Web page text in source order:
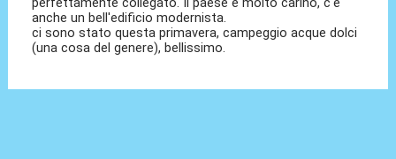
anche un bell'edificio modernista.
ci sono stato questa primavera, campeggio acque dolci
(una cosa del genere), bellissimo.